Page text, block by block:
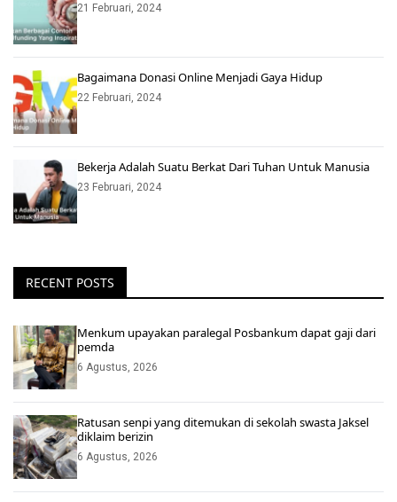
21 Februari, 2024
Bagaimana Donasi Online Menjadi Gaya Hidup
22 Februari, 2024
Bekerja Adalah Suatu Berkat Dari Tuhan Untuk Manusia
23 Februari, 2024
RECENT POSTS
Menkum upayakan paralegal Posbankum dapat gaji dari
pemda
6 Agustus, 2026
Ratusan senpi yang ditemukan di sekolah swasta Jaksel
diklaim berizin
6 Agustus, 2026